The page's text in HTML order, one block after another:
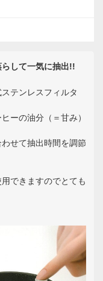
して一気に抽出!!
テンレスフィルタ
ーの油分（＝甘み）
せて抽出時間を調節
できますのでとても